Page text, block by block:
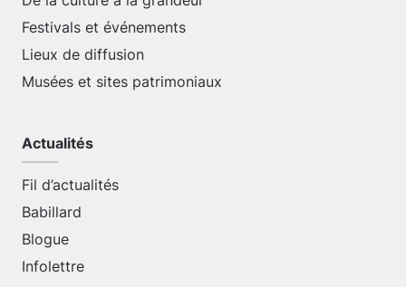
Festivals et événements
Lieux de diffusion
Musées et sites patrimoniaux
Actualités
Fil d’actualités
Babillard
Blogue
Infolettre